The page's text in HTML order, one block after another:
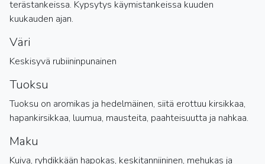
terästankeissa. Kypsytys käymistankeissa kuuden
kuukauden ajan.
Väri
Keskisyvä rubiininpunainen
Tuoksu
Tuoksu on aromikas ja hedelmäinen, siitä erottuu kirsikkaa,
hapankirsikkaa, luumua, mausteita, paahteisuutta ja nahkaa.
Maku
Kuiva, ryhdikkään hapokas, keskitanniininen, mehukas ja